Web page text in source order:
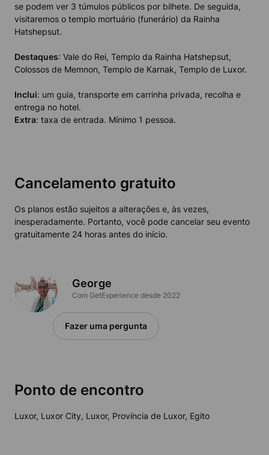
se podem ver 3 túmulos públicos por bilhete. De seguida,
visitaremos o templo mortuário (funerário) da Rainha
Hatshepsut.
Destaques: Vale do Rei, Templo da Rainha Hatshepsut,
Colossos de Memnon, Templo de Karnak, Templo de Luxor.
Inclui: um guia, transporte em carrinha privada, recolha e
entrega no hotel.
Extra: taxa de entrada. Mínimo 1 pessoa.
Cancelamento gratuito
Os planos estão sujeitos a alterações e, às vezes,
inesperadamente. Portanto, você pode cancelar seu evento
gratuitamente 24 horas antes do início.
George
Com GetExperience desde 2022
Fazer uma pergunta
Ponto de encontro
Luxor, Luxor City, Luxor, Província de Luxor, Egito